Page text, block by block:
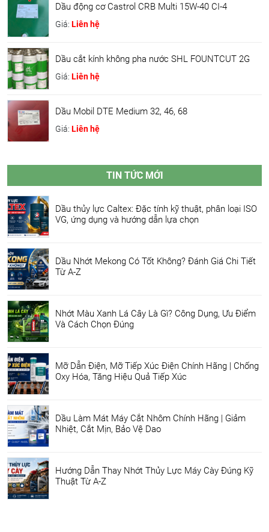
Dầu động cơ Castrol CRB Multi 15W-40 CI-4
Giá: Liên hệ
Dầu cắt kính không pha nước SHL FOUNTCUT 2G
Giá: Liên hệ
Dầu Mobil DTE Medium 32, 46, 68
Giá: Liên hệ
TIN TỨC MỚI
Dầu thủy lực Caltex: Đặc tính kỹ thuật, phân loại ISO
VG, ứng dụng và hướng dẫn lựa chọn
Dầu Nhớt Mekong Có Tốt Không? Đánh Giá Chi Tiết
Từ A-Z
Nhớt Màu Xanh Lá Cây Là Gì? Công Dụng, Ưu Điểm
Và Cách Chọn Đúng
Mỡ Dẫn Điện, Mỡ Tiếp Xúc Điện Chính Hãng | Chống
Oxy Hóa, Tăng Hiệu Quả Tiếp Xúc
Dầu Làm Mát Máy Cắt Nhôm Chính Hãng | Giảm
Nhiệt, Cắt Mịn, Bảo Vệ Dao
Hướng Dẫn Thay Nhớt Thủy Lực Máy Cày Đúng Kỹ
Thuật Từ A-Z